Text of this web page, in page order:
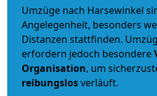
Umzüge nach Harsewinkel
Angelegenheit, besonders
Distanzen stattfinden.
erfordern jedoch besondere
Organisation, um
reibungslosverläuft.